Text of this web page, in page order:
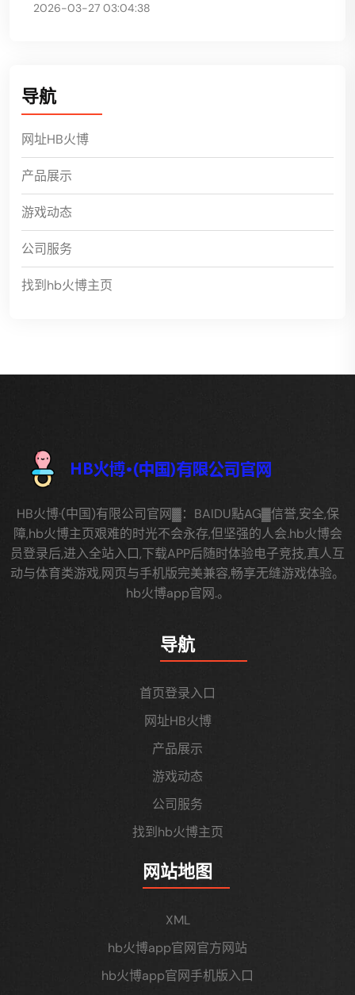
2026-03-27 03:04:38
导航
网址HB火博
产品展示
游戏动态
公司服务
找到hb火博主页
HB火博·(中国)有限公司官网▓：BAIDU點AG▓信誉,安全,保
障,hb火博主页艰难的时光不会永存,但坚强的人会.hb火博会
员登录后,进入全站入口,下载APP后随时体验电子竞技,真人互
动与体育类游戏,网页与手机版完美兼容,畅享无缝游戏体验。
hb火博app官网.。
导航
首页登录入口
网址HB火博
产品展示
游戏动态
公司服务
找到hb火博主页
网站地图
XML
hb火博app官网官方网站
hb火博app官网手机版入口